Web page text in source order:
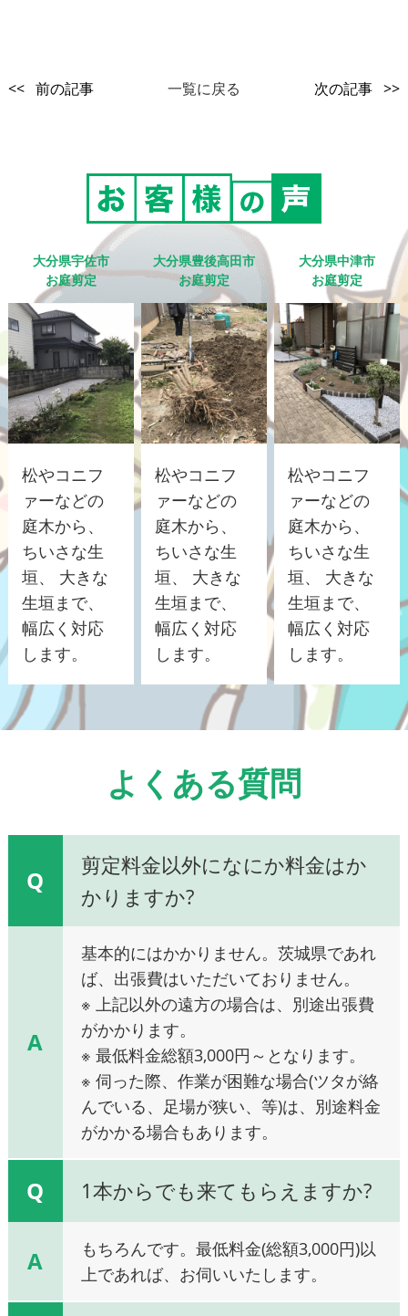
<< 前の記事 一覧に戻る 次の記事 >>
大分県宇佐市
お庭剪定
松やコニフ
ァーなどの
庭木から、
ちいさな生
垣、 大きな
生垣まで、
幅広く対応
します。
大分県豊後高田市
お庭剪定
松やコニフ
ァーなどの
庭木から、
ちいさな生
垣、 大きな
生垣まで、
幅広く対応
します。
大分県中津市
お庭剪定
松やコニフ
ァーなどの
庭木から、
ちいさな生
垣、 大きな
生垣まで、
幅広く対応
します。
よくある質問
Q
剪定料金以外になにか料金はか
かりますか?
A
基本的にはかかりません。茨城県であれ
ば、出張費はいただいておりません。
※ 上記以外の遠方の場合は、別途出張費
がかかります。
※ 最低料金総額3,000円～となります。
※ 伺った際、作業が困難な場合(ツタが絡
んでいる、足場が狭い、等)は、別途料金
がかかる場合もあります。
Q 1本からでも来てもらえますか?
A
もちろんです。最低料金(総額3,000円)以
上であれば、お伺いいたします。